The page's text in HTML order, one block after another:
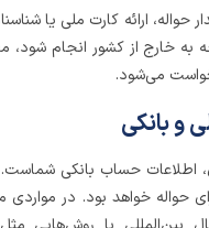
ارائه کارت ملی یا شناسنامه
از کشور انجام شود، معمولاً
می‌شود.
حساب بانکی شماست.
خواهد بود. در مواردی مانند